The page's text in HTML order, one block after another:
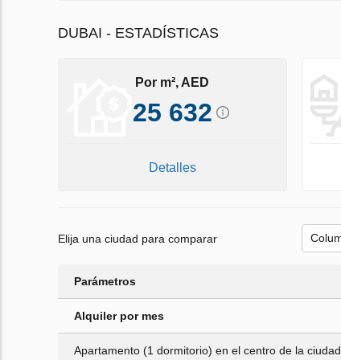
DUBAI - ESTADÍSTICAS
Por m², AED
25 632
Detalles
Elija una ciudad para comparar
Parámetros
Alquiler por mes
Apartamento (1 dormitorio) en el centro de la ciudad